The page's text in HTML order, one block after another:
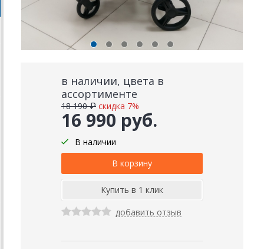
в наличии, цвета в
ассортименте
16 990 руб.
18 190 ₽ скидка 7%
В наличии
добавить отзыв